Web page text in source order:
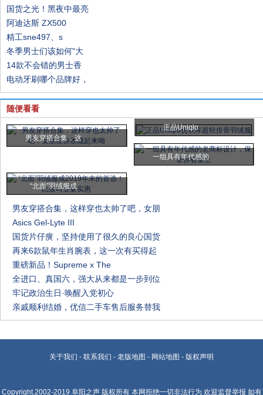
国货之光！黑夜中最亮
阿迪达斯 ZX500
精工sne497、s
冬季男士们该如何"大
14款不会错的男士香
电动牙刷哪个品牌好，
随便看看
男友穿搭合集，这
正品Uniqlo
一组具有年代感的
“北面”羽绒服成
男友穿搭合集，这样穿也太帅了吧，女朋
Asics Gel-Lyte III
国货片仔癀，坚持使用了很久的良心国货
再来6款鼠年生肖腕表，这一次有买得起
重磅新品！Supreme x The
全进口、真国六，强大从来都是一步到位
牢记政治生日·唤醒入党初心
亲戚顺利结婚，优信二手车售后服务替我
关于我们 - 联系我们 - 老版地图 - 网站地图 - 版权声明
Copyright.2002-2019 阜阳之声版权所有 本网拒绝一切非法行为 欢迎监督举报 如有